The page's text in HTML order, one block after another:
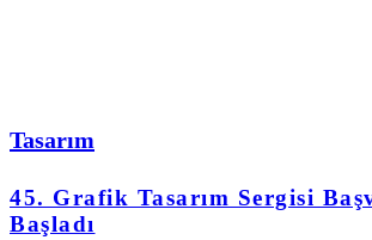
Tasarım
45. Grafik Tasarım Sergisi
Başladı